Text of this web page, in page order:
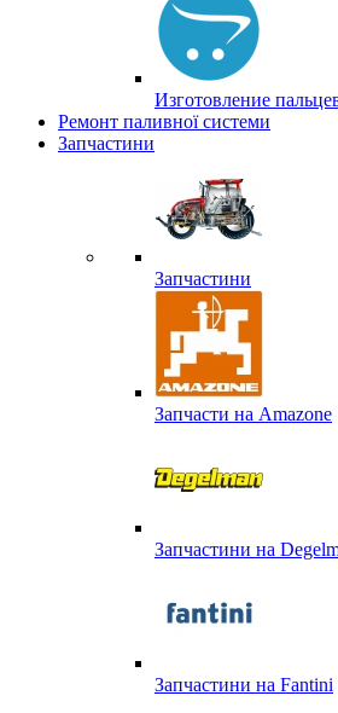
Изготовление
Ремонт паливної системи
Запчастини
Запчастини
Запчасти на Amazone
Запчастини на
Запчастини на Fantini